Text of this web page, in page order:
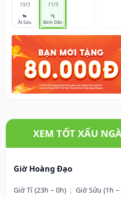
10/3
🐂
Ất Sửu
11/3
🐅
Bính Dần
XEM TỐT XẤU
Giờ Hoàng Đạo
Giờ Tí (23h – 0h) ; Giờ Sửu (1h –